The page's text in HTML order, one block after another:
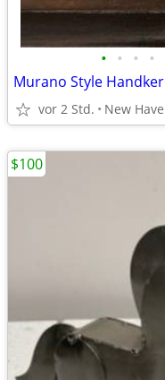
• • • •
Murano Style
vor 2 Std. New
$100